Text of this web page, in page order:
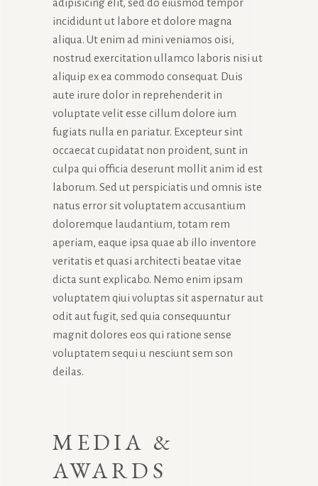
adipisicing elit, sed do eiusmod tempor
incididunt ut labore et dolore magna
aliqua. Ut enim ad mini veniamos oisi,
nostrud exercitation ullamco laboris nisi ut
aliquip ex ea commodo consequat. Duis
aute irure dolor in reprehenderit in
voluptate velit esse cillum dolore ium
fugiats nulla en pariatur. Excepteur sint
occaecat cupidatat non proident, sunt in
culpa qui officia deserunt mollit anim id est
laborum. Sed ut perspiciatis und omnis iste
natus error sit voluptatem accusantium
doloremque laudantium, totam rem
aperiam, eaque ipsa quae ab illo inventore
veritatis et quasi architecti beatae vitae
dicta sunt explicabo. Nemo enim ipsam
voluptatem qiui voluptas sit aspernatur aut
odit aut fugit, sed quia consequuntur
magnit dolores eos qui ratione sense
voluptatem sequi u nesciunt sem son
deilas.
MEDIA &
AWARDS